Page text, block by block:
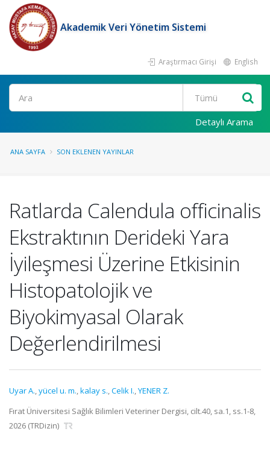
Akademik Veri Yönetim Sistemi
Araştırmacı Girişi English
Ara
Detaylı Arama
ANA SAYFA SON EKLENEN YAYINLAR
Ratlarda Calendula officinalis
Ekstraktının Derideki Yara
İyileşmesi Üzerine Etkisinin
Histopatolojik ve
Biyokimyasal Olarak
Değerlendirilmesi
Uyar A.,yücel u. m.,kalay s.,Celik I.,YENER Z.
Fırat Üniversitesi Sağlık Bilimleri Veteriner Dergisi, cilt.40, sa.1, ss.1-8,
2026 (TRDizin)